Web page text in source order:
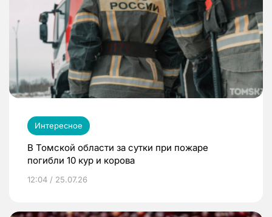
Интересное
В Томской области за сутки при пожаре
погибли 10 кур и корова
12:04 / 25.07.26